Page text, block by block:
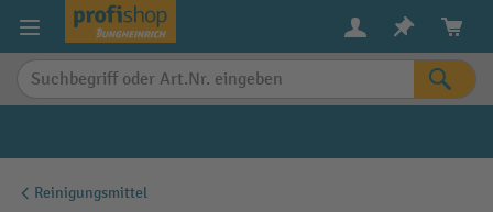
springen
Reinigungsmittel